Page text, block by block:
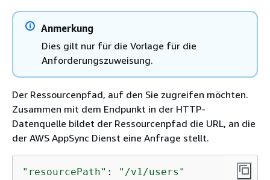
Anmerkung
Dies gilt nur für die Vorlage für die
Anforderungszuweisung.
Der Ressourcenpfad, auf den Sie zugreifen möchten.
Zusammen mit dem Endpunkt in der HTTP-
Datenquelle bildet der Ressourcenpfad die URL, an die
der AWS AppSync Dienst eine Anfrage stellt.
"resourcePath" : "/v1/users"